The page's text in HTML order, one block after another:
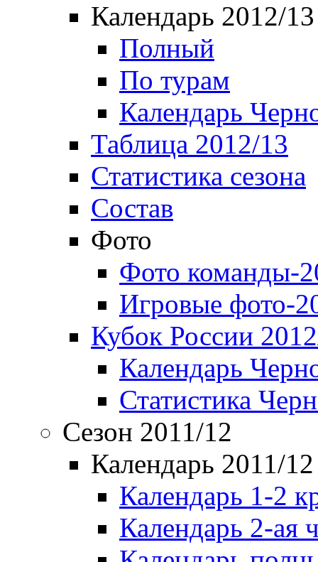
Календарь 2012/13
Полный
По турам
Календарь
Таблица 2012/13
Статистика сезона
Состав
Фото
Фото команды-
Игровые фото-
Кубок России
Календарь
Статистика
Сезон 2011/12
Календарь 2011/12
Календарь 1-2
Календарь 2-ая